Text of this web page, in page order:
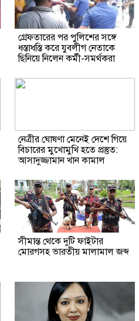
গ্রেফতারের পর পুলিশের সঙ্গে
ধস্তাধস্তি করে যুবলীগ নেতাকে
ছিনিয়ে নিলেন কর্মী-সমর্থকরা
নেত্রীর ঘোষণা মেনেই দেশে গিয়ে
বিচারের মুখোমুখি হতে প্রস্তুত:
আসাদুজ্জামান খান কামাল
সীমান্ত থেকে দুটি ফাইটার
মোরগসহ ভারতীয় মালামাল জব্দ